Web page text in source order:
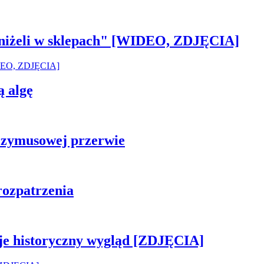
w sklepach" [WIDEO, ZDJĘCIA]
algę
przerwie
historyczny wygląd [ZDJĘCIA]